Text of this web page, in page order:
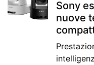
Sony
nuove